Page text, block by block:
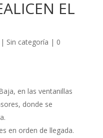
EL
| Sin categoría | 0
en las ventanillas
donde se
en orden de llegada.